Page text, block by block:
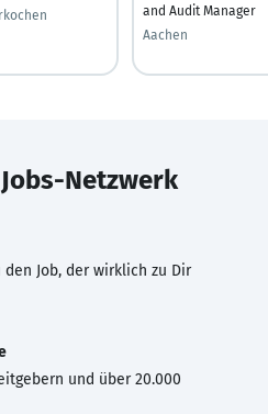
and Audit Manager
Aachen
Jobs-Netzwerk
Job, der wirklich zu Dir
und über 20.000